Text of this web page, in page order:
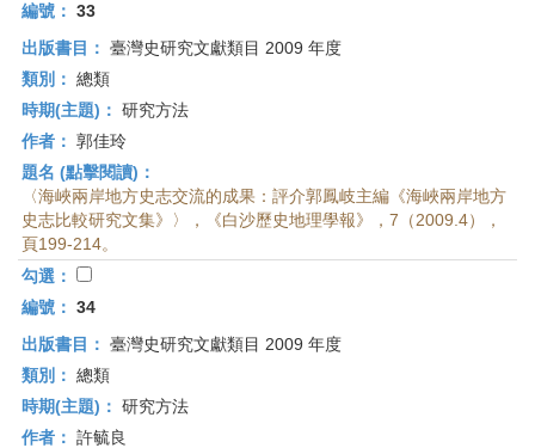
編號： 33
出版書目： 臺灣史研究文獻類目 2009 年度
類別： 總類
時期(主題)： 研究方法
作者： 郭佳玲
題名 (點擊閱讀)：
〈海峽兩岸地方史志交流的成果：評介郭鳳岐主編《海峽兩岸地方
史志比較研究文集》〉，《白沙歷史地理學報》，7（2009.4），
頁199-214。
勾選：
編號： 34
出版書目： 臺灣史研究文獻類目 2009 年度
類別： 總類
時期(主題)： 研究方法
作者： 許毓良